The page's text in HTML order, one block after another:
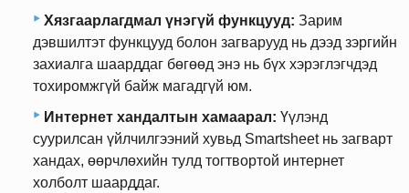
Хязгаарлагдмал үнэгүй функцууд: Зарим
дэвшилтэт функцууд болон загварууд нь дээд зэргийн
захиалга шаарддаг бөгөөд энэ нь бүх хэрэглэгчдэд
тохиромжгүй байж магадгүй юм.
Интернет хандалтын хамаарал: Үүлэнд
суурилсан үйлчилгээний хувьд Smartsheet нь загварт
хандах, өөрчлөхийн тулд тогтвортой интернет
холболт шаарддаг.